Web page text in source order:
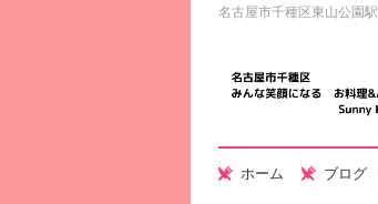
名古屋市千種区東山公園
ホーム ブログ